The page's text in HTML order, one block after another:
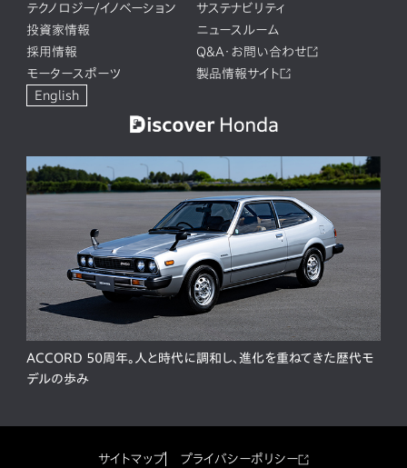
テクノロジー/イノベーション
サステナビリティ
投資家情報
ニュースルーム
採用情報
Q&A・お問い合わせ
モータースポーツ
製品情報サイト
English
ACCORD 50周年。人と時代に調和し、進化を重ねてきた歴代モ
デルの歩み
サイトマップ プライバシーポリシー